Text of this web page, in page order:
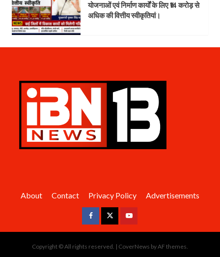
योजनाओं एवं निर्माण कार्यों के लिए ₹14 करोड़ से
अधिक की वित्तीय स्वीकृतियां।
About Contact Privacy Policy Advertisements
FacebookTwitterYoutube
Copyright © All rights reserved. | CoverNews by AF themes.